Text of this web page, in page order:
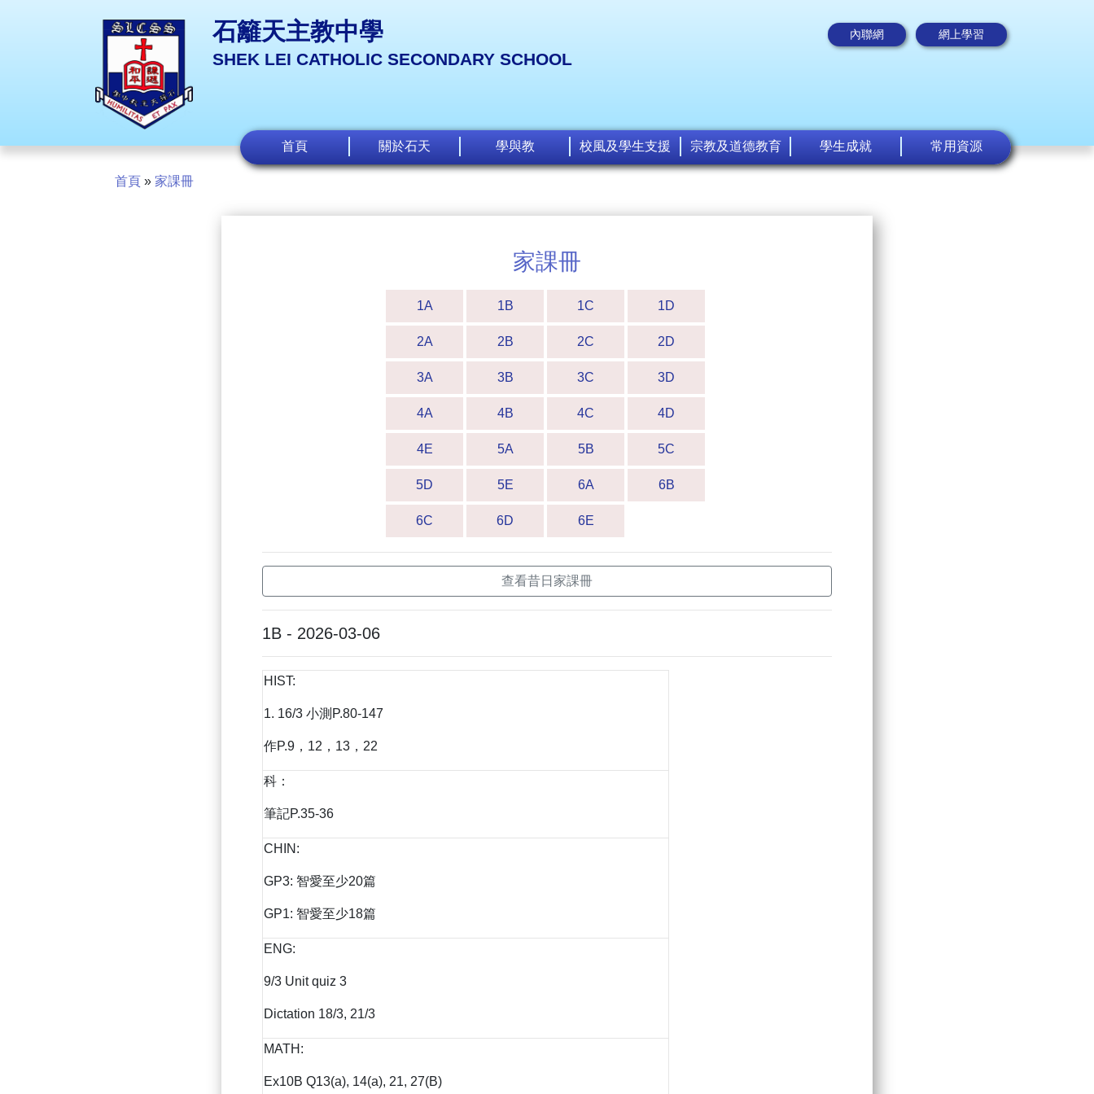
石籬天主教中學
SHEK LEI CATHOLIC SECONDARY SCHOOL
內聯網 網上學習
首頁 關於石天 學與教 校風及學生支援 宗教及道德教育 學生成就 常用資源
首頁 » 家課冊
家課冊
1A 1B 1C 1D
2A 2B 2C 2D
3A 3B 3C 3D
4A 4B 4C 4D
4E 5A 5B 5C
5D 5E 6A 6B
6C 6D 6E
查看昔日家課冊
1B - 2026-03-06
HIST:
1. 16/3 小測P.80-147
作P.9，12，13，22
科：
筆記P.35-36
CHIN:
GP3: 智愛至少20篇
GP1: 智愛至少18篇
ENG:
9/3 Unit quiz 3
Dictation 18/3, 21/3
MATH:
Ex10B Q13(a), 14(a), 21, 27(B)